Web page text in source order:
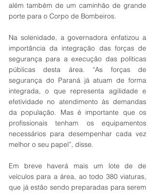
além também de um caminhão de grande
porte para o Corpo de Bombeiros.
Na solenidade, a governadora enfatizou a
importância da integração das forças de
segurança para a execução das políticas
públicas desta área. “As forças de
segurança do Paraná já atuam de forma
integrada, o que representa agilidade e
efetividade no atendimento às demandas
da população. Mas é importante que os
profissionais tenham os equipamentos
necessários para desempenhar cada vez
melhor o seu papel”, disse.
Em breve haverá mais um lote de de
veículos para a área, ao todo 380 viaturas,
que já estão sendo preparadas para serem